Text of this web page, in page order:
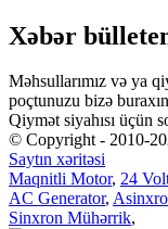
Xəbər
Məhsullarımız və ya
poçtunuzu bizə
Qiymət siyahısı üçün
© Copyright - 2010-
Saytın xəritəsi
Maqnitli Motor, 24
AC Generator,
Sinxron Mühərrik,